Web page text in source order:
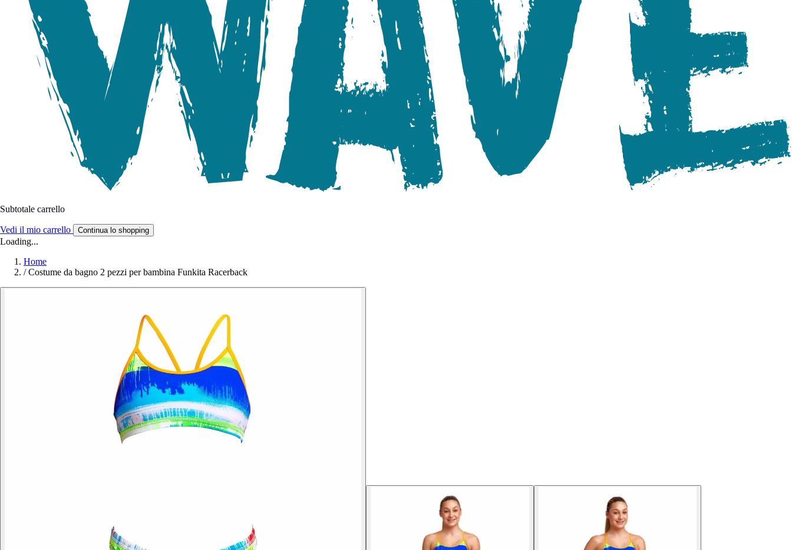
Subtotale carrello
Vedi il mio carrello Continua lo shopping
Loading...
Home
/ Costume da bagno 2 pezzi per bambina Funkita Racerback